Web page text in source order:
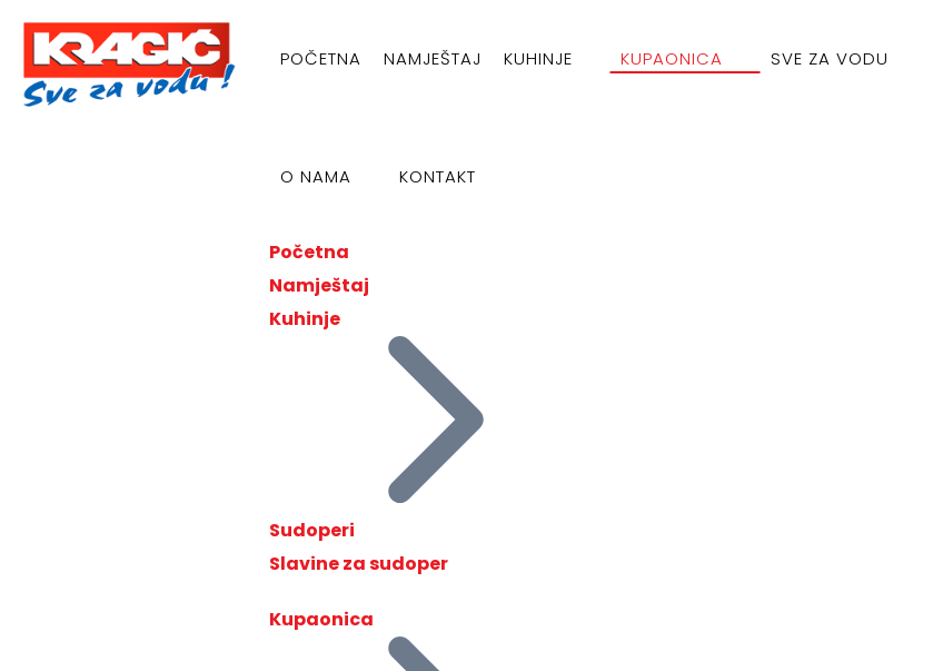
POČETNA NAMJEŠTAJ KUHINJE KUPAONICA SVE ZA VODU
O NAMA KONTAKT
Početna
Namještaj
Kuhinje
Sudoperi
Slavine za sudoper
Kupaonica